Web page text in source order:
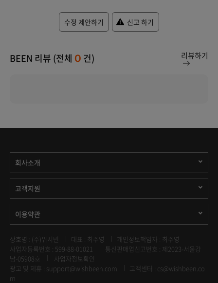
수정 제안하기 신고 하기
BEEN 리뷰 (전체 0 건) 리뷰하기
회사소개
고객지원
이용약관
상호명 : (주)위시빈 대표 : 최주영
개인정보책임자 : 최주영
사업자등록번호 : 599-88-01021
통신판매업신고번호 : 제2023-서울강
남-05908호
사업자정보확인
광고 및 제휴 : support@wishbeen.com
고객센터 : cs@wishbeen.co
m